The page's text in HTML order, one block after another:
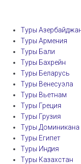
Туры
Туры Армения
Туры Бали
Туры Бахрейн
Туры Беларусь
Туры Венесуэла
Туры Вьетнам
Туры Греция
Туры Грузия
Туры Доминикана
Туры Египет
Туры Индия
Туры Казахстан